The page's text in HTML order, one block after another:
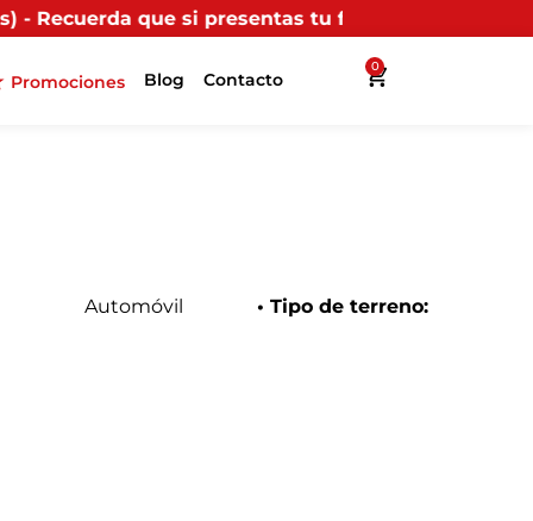
tu factura (física o digital) en uno de
Promociones Blog Contacto
0
Automóvil • Tipo de terreno: